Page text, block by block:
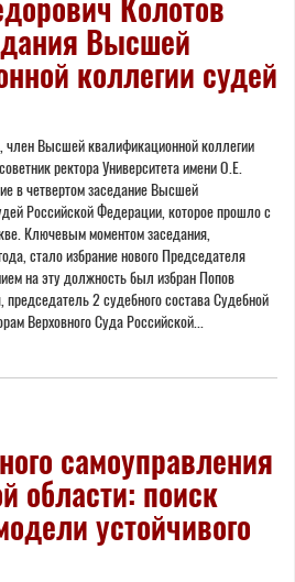
Колотов
Высшей
коллегии судей
Высшей квалификационной коллегии
ректора Университета имени О.Е.
в четвертом заседание Высшей
Российской Федерации, которое прошло с
Ключевым моментом заседания,
стало избрание нового Председателя
на эту должность был избран Попов
2 судебного состава Судебной
Верховного Суда Российской...
самоуправления
области: поиск
устойчивого